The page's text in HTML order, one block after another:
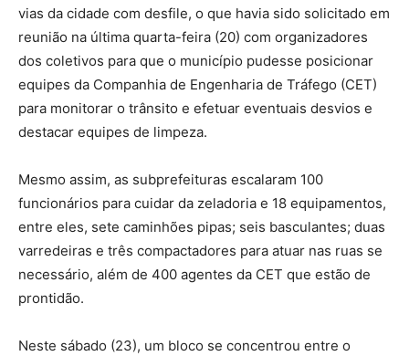
vias da cidade com desfile, o que havia sido solicitado em
reunião na última quarta-feira (20) com organizadores
dos coletivos para que o município pudesse posicionar
equipes da Companhia de Engenharia de Tráfego (CET)
para monitorar o trânsito e efetuar eventuais desvios e
destacar equipes de limpeza.
Mesmo assim, as subprefeituras escalaram 100
funcionários para cuidar da zeladoria e 18 equipamentos,
entre eles, sete caminhões pipas; seis basculantes; duas
varredeiras e três compactadores para atuar nas ruas se
necessário, além de 400 agentes da CET que estão de
prontidão.
Neste sábado (23), um bloco se concentrou entre o